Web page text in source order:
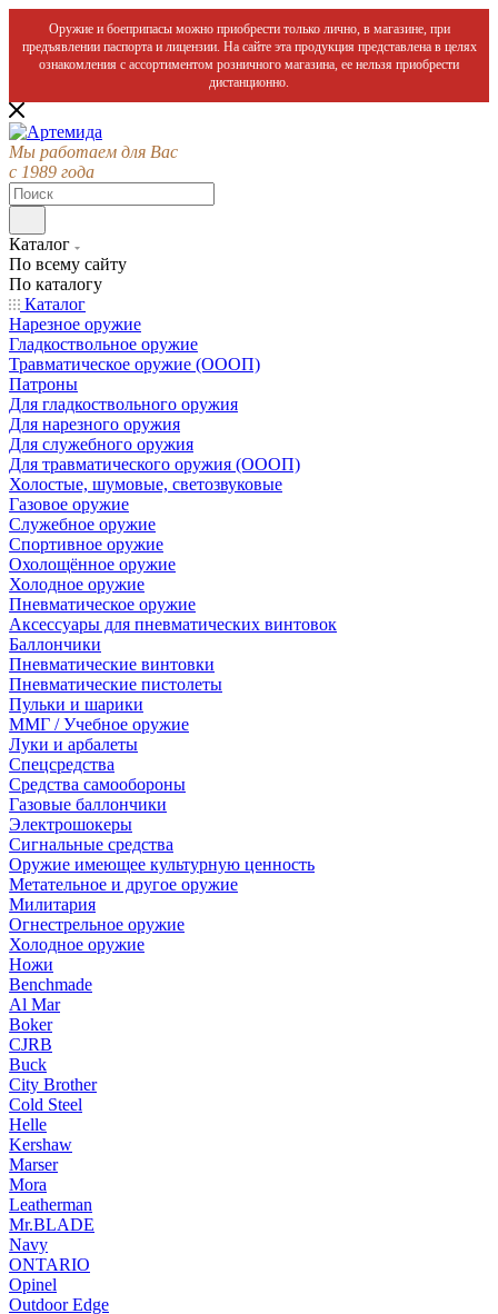
Оружие и боеприпасы можно приобрести только лично, в магазине, при
предъявлении паспорта и лицензии. На сайте эта продукция представлена в целях
ознакомления с ассортиментом розничного магазина, ее нельзя приобрести
дистанционно.
Мы работаем для Вас
с 1989 года
Каталог
По всему сайту
По каталогу
Каталог
Нарезное оружие
Гладкоствольное оружие
Травматическое оружие (ОООП)
Патроны
Для гладкоствольного оружия
Для нарезного оружия
Для служебного оружия
Для травматического оружия (ОООП)
Холостые, шумовые, светозвуковые
Газовое оружие
Служебное оружие
Спортивное оружие
Охолощённое оружие
Холодное оружие
Пневматическое оружие
Аксессуары для пневматических винтовок
Баллончики
Пневматические винтовки
Пневматические пистолеты
Пульки и шарики
ММГ / Учебное оружие
Луки и арбалеты
Спецсредства
Средства самообороны
Газовые баллончики
Электрошокеры
Сигнальные средства
Оружие имеющее культурную ценность
Метательное и другое оружие
Милитария
Огнестрельное оружие
Холодное оружие
Ножи
Benchmade
Al Mar
Boker
CJRB
Buck
City Brother
Cold Steel
Helle
Kershaw
Marser
Mora
Leatherman
Mr.BLADE
Navy
ONTARIO
Opinel
Outdoor Edge